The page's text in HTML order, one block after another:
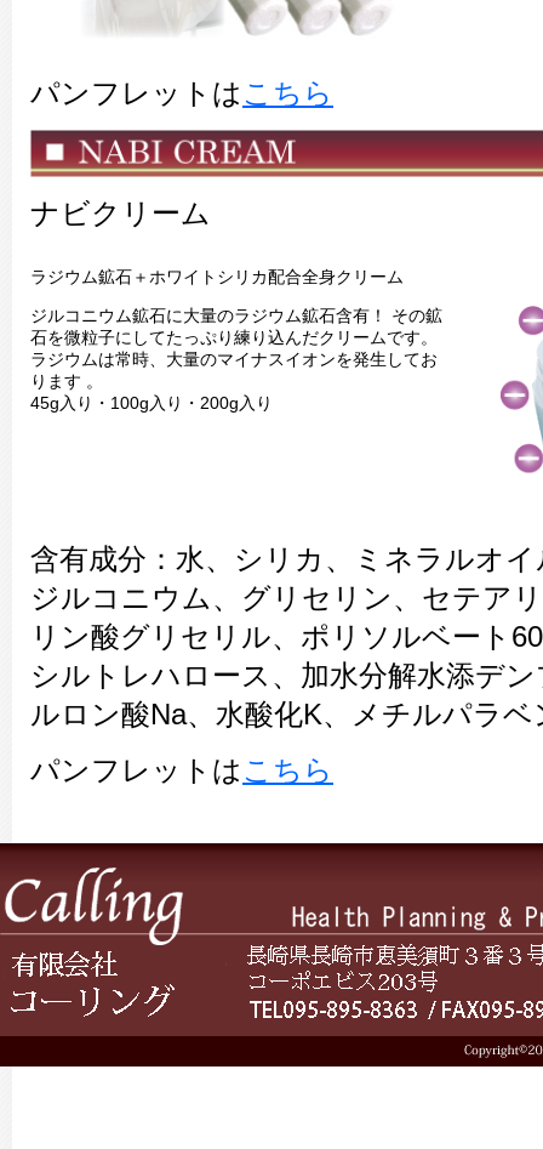
パンフレットはこちら
ナビクリーム
ラジウム鉱石＋ホワイトシリカ配合全身クリーム
ジルコニウム鉱石に大量のラジウム鉱石含有！ その鉱
石を微粒子にしてたっぷり練り込んだクリームです。
ラジウムは常時、大量のマイナスイオンを発生してお
ります 。
45g入り・100g入り・200g入り
含有成分：水、シリカ、ミネラルオ
ジルコニウム、グリセリン、セテア
リン酸グリセリル、ポリソルベート
シルトレハロース、加水分解水添デ
ルロン酸Na、水酸化K、メチルパラ
パンフレットはこちら